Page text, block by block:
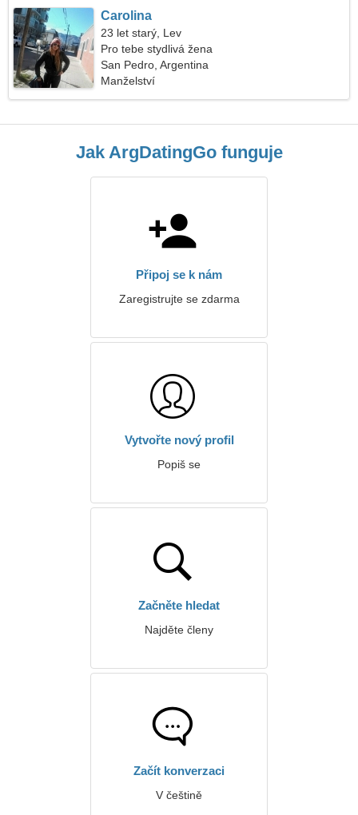
Carolina
23 let starý, Lev
Pro tebe stydlivá žena
San Pedro, Argentina
Manželství
Jak ArgDatingGo funguje
Připoj se k nám
Zaregistrujte se zdarma
Vytvořte nový profil
Popiš se
Začněte hledat
Najděte členy
Začít konverzaci
V češtině